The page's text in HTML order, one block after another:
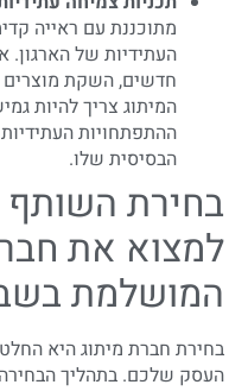
מתוכננת עם ראייה
העתידיות של
חדשים, השקת מוצרים
המיתוג צריך להיות
ההתפתחויות
הבסיסית שלו.
בחירת השותף
למצוא את
המושלמת
בחירת חברת מיתוג היא
העסק שלכם. בתהליך